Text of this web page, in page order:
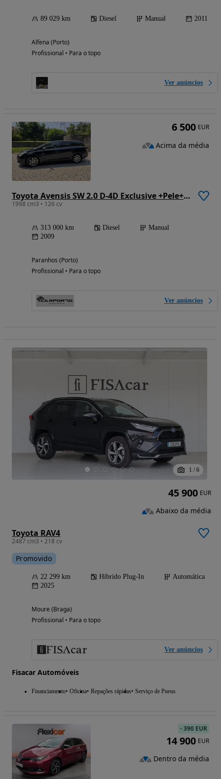
89 029 km Diesel Manual 2011
Alfena (Porto)
Profissional • Para o topo
Ver anúncios
Toyota Avensis SW 2.0 D-4D Exclusive +Pele+GPS
1998 cm3 • 126 cv
313 000 km Diesel
Manual
2009
Paranhos (Porto)
Profissional • Para o topo
Ver anúncios
6 500 EUR
Acima da média
1 / 6
Toyota RAV4
2487 cm3 • 218 cv
Promovido
22 299 km Híbrido Plug-In
Automática
2025
Moure (Braga)
Profissional • Para o topo
Ver anúncios
Fisacar Automóveis
Financiamento Oficina Repações rápidas Serviço de Pneus
45 900 EUR
Abaixo da média
-390 EUR
14 900 EUR
Dentro da média